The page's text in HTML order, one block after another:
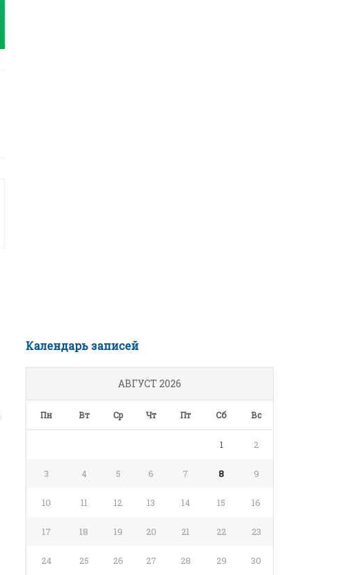
Календарь записей
АВГУСТ 2026
Пн Вт Ср Чт Пт Сб Вс
1 2
3 4 5 6 7 8 9
10 11 12 13 14 15 16
17 18 19 20 21 22 23
24 25 26 27 28 29 30